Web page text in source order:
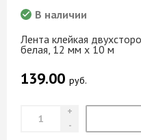
Лента клейкая
белая, 12 мм х 10 м
В наличии
139.00 руб.